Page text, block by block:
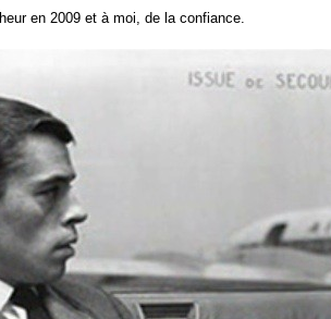
en 2009 et à moi, de la confiance.